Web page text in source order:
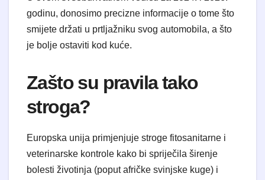
godinu, donosimo precizne informacije o tome što
smijete držati u prtljažniku svog automobila, a što
je bolje ostaviti kod kuće.
Zašto su pravila tako
stroga?
Europska unija primjenjuje stroge fitosanitarne i
veterinarske kontrole kako bi spriječila širenje
bolesti životinja (poput afričke svinjske kuge) i